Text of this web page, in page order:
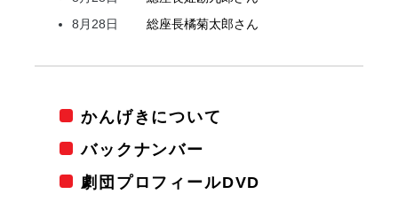
8月28日
総座長橘菊太郎さん
かんげきについて
バックナンバー
劇団プロフィールDVD